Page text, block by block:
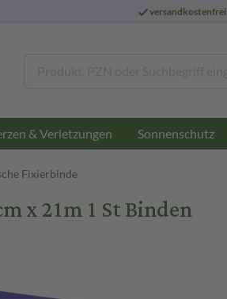
versandkostenfrei
& Verletzungen Sonnenschutz
Fixierbinde
x 21m 1 St Binden